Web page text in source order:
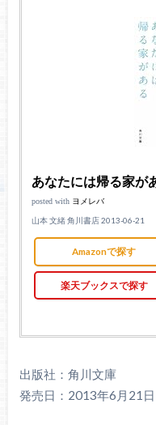
あなたには帰る家が
posted with ヨメレバ
山本 文緒 角川書店 2013-06-21
Amazonで探す
楽天ブックスで探す
出版社：角川文庫
発売日：2013年6月21日